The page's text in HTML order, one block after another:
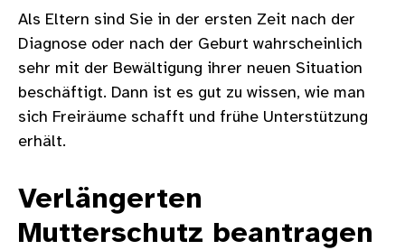
Als Eltern sind Sie in der ersten Zeit nach der
Diagnose oder nach der Geburt wahrscheinlich
sehr mit der Bewältigung ihrer neuen Situation
beschäftigt. Dann ist es gut zu wissen, wie man
sich Freiräume schafft und frühe Unterstützung
erhält.
Verlängerten
Mutterschutz beantragen